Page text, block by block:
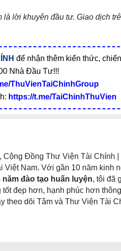
lời khuyên đầu tư. Giao dịch
để nhận thêm kiến thức,
Nhà Đầu Tư!!!
ThuVienTaiChinhGroup
https://t.me/TaiChinhThuVien
Cộng Đồng Thư Viện Tài Chính
Nam. Với gần 10 năm kinh
năm đào tạo huấn luyện, tôi đã
đẹp hơn, hạnh phúc hơn
dõi Tâm và Thư Viện Tài